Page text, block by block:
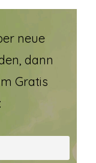
neue
dann
Gratis